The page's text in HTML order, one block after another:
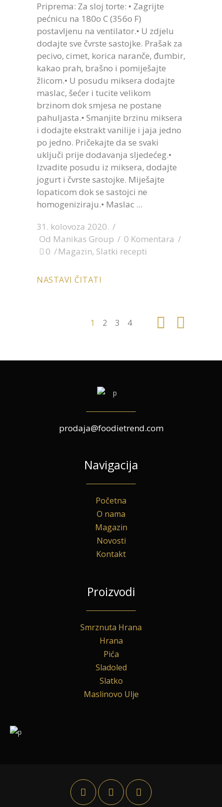
Priprema: Za sloj torte: • Zagrijte
pećnicu na 180ο C (356ο F)
postavljenu na ventilator.• U zdjelu
dodajte sve čvrste sastojke. Prašak za
pecivo, cimet, korica naranče, đumbir,
kakao prah, brašno i pomiješajte
žlicom.• U posudu miksera dodajte
maslac, šećer i tucite velikom
brzinom dok smjesa ne postane
pahuljasta.• Smanjite brzinu miksera
i dodajte ekstrakt vanilije i jaja jedno
po jedno. Pričekajte da se svaki
uključi prije dodavanja sljedećeg.•
Izvadite posudu iz miksera, dodajte
jogurt i čvrste sastojke. Miješajte
lopaticom dok se sastojci ne
homogeniziraju.• Maslac
31. kolovoza 2020.
Od Manikas Group
0 Komentara
0
Magazin, Slatki recepti
NASTAVI ČITATI
1 2 3 4
prodaja@foodietrend.com
Navigacija
Početna
O nama
Magazin
Novosti
Kontakt
Proizvodi
Smrznuta Hrana
Hrana
Pića
Sladoled
Slatko
Maslinovo Ulje